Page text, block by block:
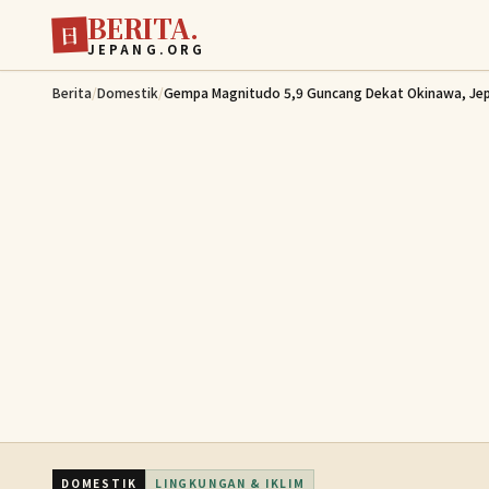
Lewati ke konten utama
日 BERITA.
JEPANG.ORG
Berita/Domestik/Gempa Magnitudo 5,9 Guncang Dekat Okinawa,
DOMESTIK LINGKUNGAN & IKLIM